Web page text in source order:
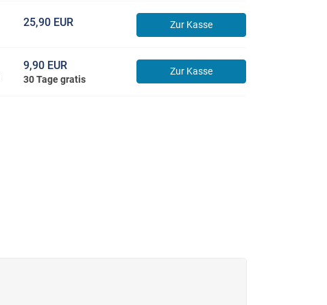
Zur Kasse
25,90 EUR
Zur Kasse
9,90 EUR
30 Tage gratis